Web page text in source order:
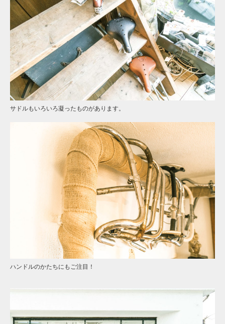
サドルもいろいろ凝ったものがあります。
ハンドルのかたちにもご注目！